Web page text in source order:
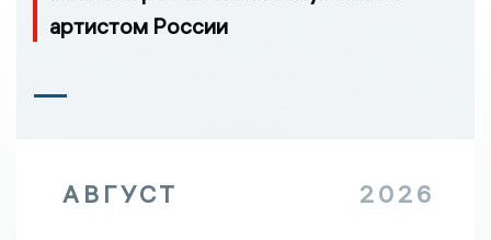
артистом России
АВГУСТ 2026